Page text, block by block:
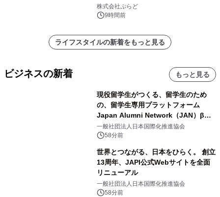
株式会社ぷらど
9時間前
ライフスタイルの新着をもっと見る
ビジネスの新着 もっと見る
現役留学生がつくる、留学生のため
の、留学生専用プラットフォーム
Japan Alumni Network（JAN）β版
をリリース
一般社団法人日本国際化推進協会
58分前
世界とつながる、日本をひらく。 創立
13周年、JAPI公式Webサイトを全面
リニューアル
一般社団法人日本国際化推進協会
58分前